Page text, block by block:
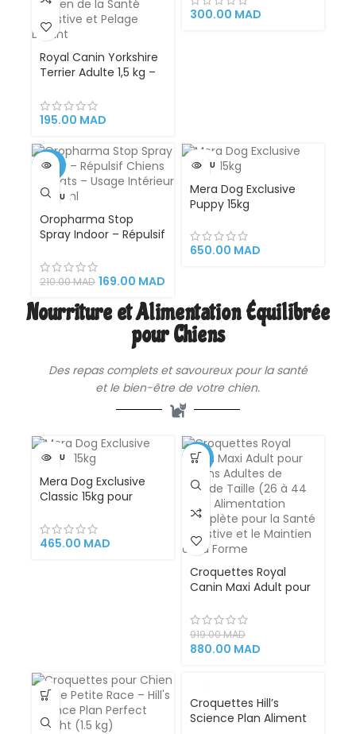
Royal Canin Yorkshire
Terrier Adulte 1,5 kg –
Complètes et
Adaptées pour Chien
Adulte, Soutien de la
Santé Digestive et
Pelage Brillant
195.00 MAD
Mini Au Poulet (3kg)
300.00 MAD
-20%
VENDU
Oropharma Stop
Spray Indoor – Répulsif
Usage Intérieur –
500 ml
210.00MAD 169.00 MAD
VENDU
Mera Dog Exclusive
Puppy 15kg
650.00 MAD
Nourriture et Alimentation Équilibrée
pour Chiens
Des repas complets et savoureux pour la santé
et le bien-être de votre chien.
VENDU
Mera Dog Exclusive
Classic 15kg pour
465.00 MAD
-4%
Croquettes Royal
Canin Maxi Adult pour
Grande Taille (26 à 44
kg) – Alimentation
Complète pour la
919.00MAD
880.00 MAD
Croquettes Hill’s
Science Plan Aliment